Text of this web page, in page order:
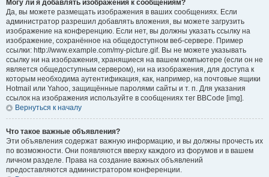
Могу ли я добавлять изображения к сообщениям?
Да, вы можете размещать изображения в ваших сообщениях. Если
администратор разрешил добавлять вложения, вы можете загрузить
изображение на конференцию. Если нет, вы должны указать ссылку на
изображение, сохранённое на общедоступном веб-сервере. Пример
ссылки: http://www.example.com/my-picture.gif. Вы не можете указывать
ссылку ни на изображения, хранящиеся на вашем компьютере (если он не
является общедоступным сервером), ни на изображения, для доступа к
которым необходима аутентификация, как, например, на почтовые ящики
Hotmail или Yahoo, защищённые паролями сайты и т. п. Для указания
ссылок на изображения используйте в сообщениях тег BBCode [img].
Вернуться к началу
Что такое важные объявления?
Эти объявления содержат важную информацию, и вы должны прочесть их
по возможности. Они появляются вверху каждого из форумов и в вашем
личном разделе. Права на создание важных объявлений
предоставляются администратором конференции.